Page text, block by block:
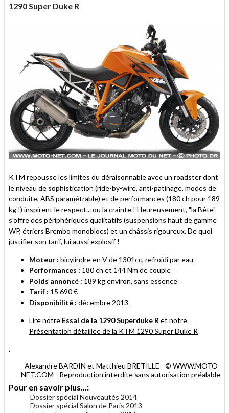
1290 Super Duke R
KTM repousse les limites du déraisonnable avec un roadster dont
le niveau de sophistication (ride-by-wire, anti-patinage, modes de
conduite, ABS paramétrable) et de performances (180 ch pour 189
kg !) inspirent le respect... ou la crainte ! Heureusement, "la Bête"
s'offre des périphériques qualitatifs (suspensions haut de gamme
WP, étriers Brembo monoblocs) et un châssis rigoureux. De quoi
justifier son tarif, lui aussi explosif !
Moteur : bicylindre en V de 1301cc, refroidi par eau
Performances : 180 ch et 144 Nm de couple
Poids annoncé : 189 kg environ, sans essence
Tarif : 15 690 €
Disponibilité : décembre 2013
Lire notre Essai de la 1290 Superduke R et notre
Présentation détaillée de la KTM 1290 Super Duke R
.
Alexandre BARDIN et Matthieu BRETILLE - © WWW.MOTO-
NET.COM - Reproduction interdite sans autorisation préalable
Pour en savoir plus...:
Dossier spécial Nouveautés 2014
Dossier spécial Salon de Paris 2013